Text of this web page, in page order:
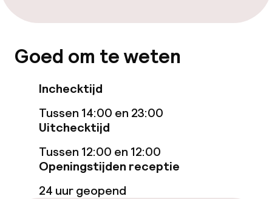
Eet- en drinkdiensten
Lunch à la carte
Diner à la carte
Diner, vast menu
Dieetopties
Goed om te weten
Inchecktijd
Tussen 14:00 en 23:00
Uitchecktijd
Tussen 12:00 en 12:00
Openingstijden receptie
24 uur geopend